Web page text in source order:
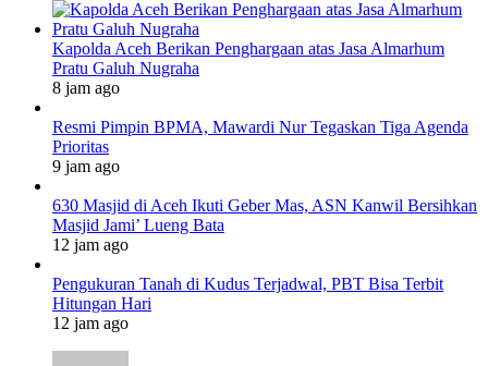
Kapolda Aceh Berikan Penghargaan atas Jasa Almarhum
Pratu Galuh Nugraha
8 jam ago
Resmi Pimpin BPMA, Mawardi Nur Tegaskan Tiga Agenda
Prioritas
9 jam ago
630 Masjid di Aceh Ikuti Geber Mas, ASN Kanwil Bersihkan
Masjid Jami’ Lueng Bata
12 jam ago
Pengukuran Tanah di Kudus Terjadwal, PBT Bisa Terbit
Hitungan Hari
12 jam ago